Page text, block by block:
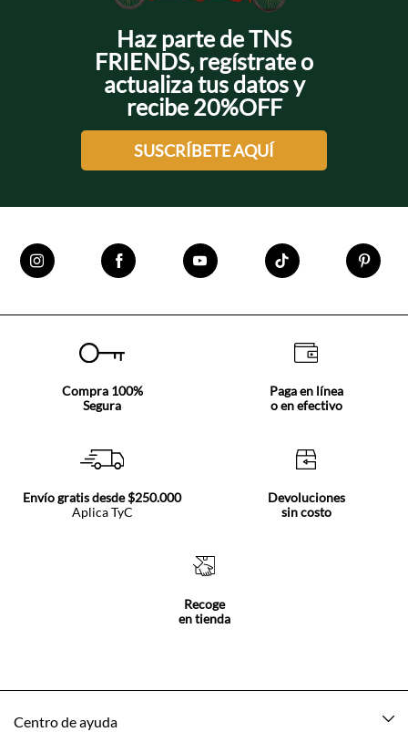
Haz parte de TNS
FRIENDS, regístrate o
actualiza tus datos y
recibe 20%OFF
SUSCRÍBETE AQUÍ
Compra 100%
Segura
Paga en línea
Envío gratis desde $250.000
Aplica TyC
Devoluciones
Recoge